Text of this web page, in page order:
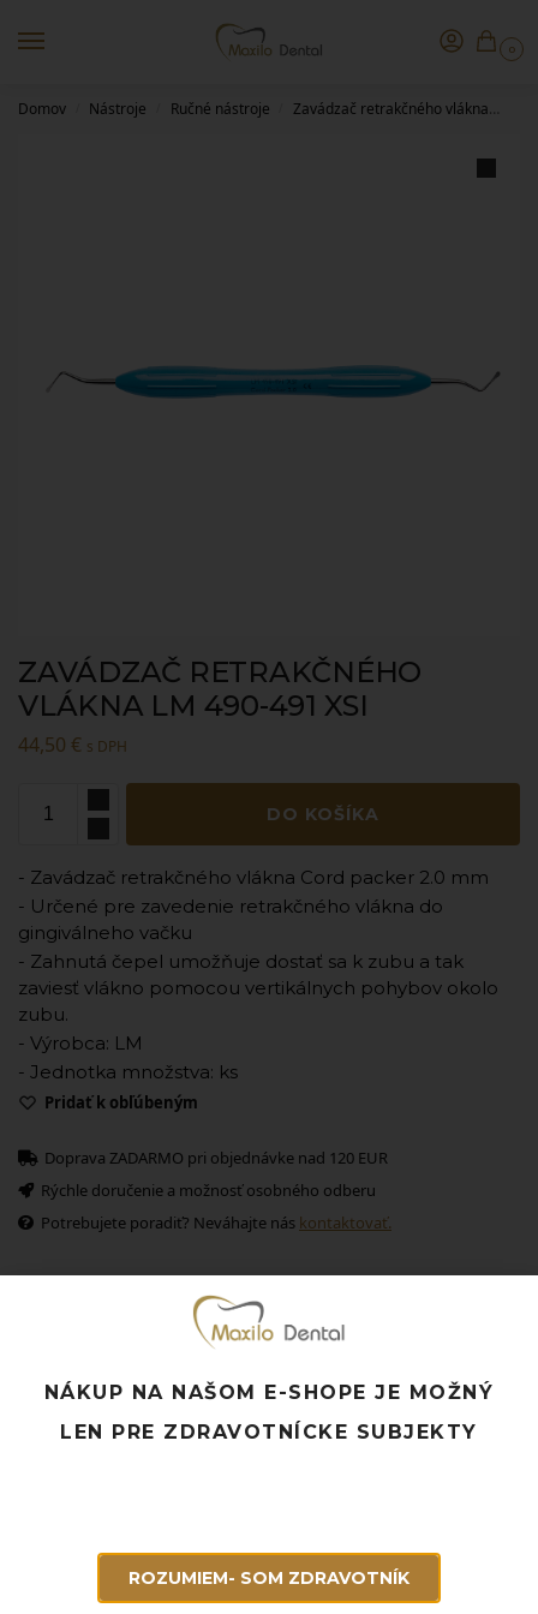
0
Domov Nástroje Ručné nástroje Zavádzač retrakčného vlákna
ZAVÁDZAČ RETRAKČNÉHO
VLÁKNA LM 490-491 XSI
44,50 € s DPH
DO KOŠÍKA
- Zavádzač retrakčného vlákna Cord packer 2.0 mm
- Určené pre zavedenie retrakčného vlákna do
gingiválneho vačku
- Zahnutá čepel umožňuje dostať sa k zubu a tak
zaviesť vlákno pomocou vertikálnych pohybov okolo
zubu.
- Výrobca: LM
- Jednotka množstva: ks
Pridať k obľúbeným
Doprava ZADARMO pri objednávke nad 120 EUR
Rýchle doručenie a možnosť osobného odberu
Potrebujete poradiť? Neváhajte nás kontaktovať.
Súvisiace produkty
NÁKUP NA NAŠOM E-SHOPE JE MOŽNÝ
LEN PRE ZDRAVOTNÍCKE SUBJEKTY
ROZUMIEM- SOM ZDRAVOTNÍK